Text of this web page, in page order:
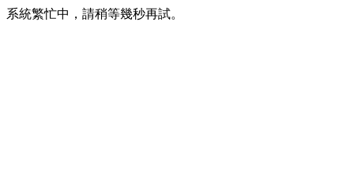
系統繁忙中，請稍等幾秒再試。